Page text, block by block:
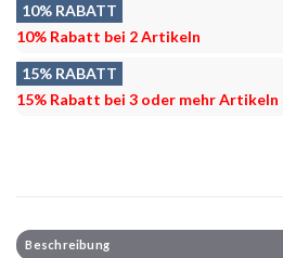
10% RABATT
10% Rabatt bei 2 Artikeln
15% RABATT
15% Rabatt bei 3 oder mehr Artikeln
Beschreibung